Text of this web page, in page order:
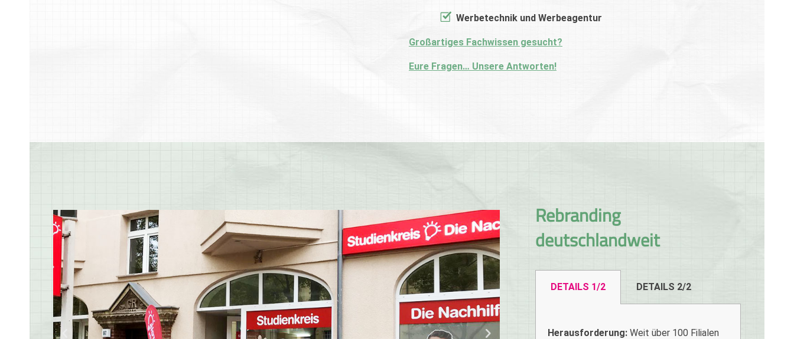
Werbetechnik und Werbeagentur
Großartiges Fachwissen gesucht?
Eure Fragen… Unsere Antworten!
Rebranding
deutschlandweit
DETAILS 1/2 DETAILS 2/2
Herausforderung: Weit über 100 Filialen